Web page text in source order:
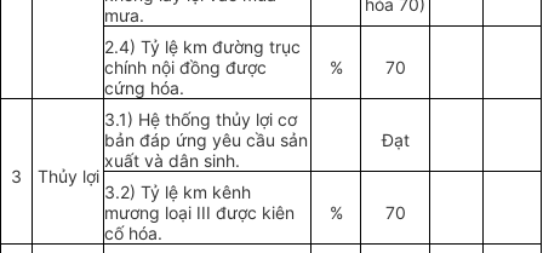
mưa.
hóa 70)
2.4) Tỷ lệ km đường trục
chính nội đồng được
cứng hóa.
% 70
3 Thủy lợi
3.1) Hệ thống thủy lợi cơ
bản đáp ứng yêu cầu sản
xuất và dân sinh.
Đạt
3.2) Tỷ lệ km kênh
mương loại III được kiên
cố hóa.
% 70